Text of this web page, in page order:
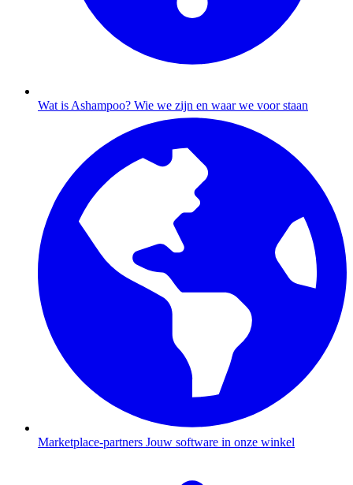
Wat is Ashampoo? Wie we zijn en waar we voor staan
Marketplace-partners Jouw software in onze winkel